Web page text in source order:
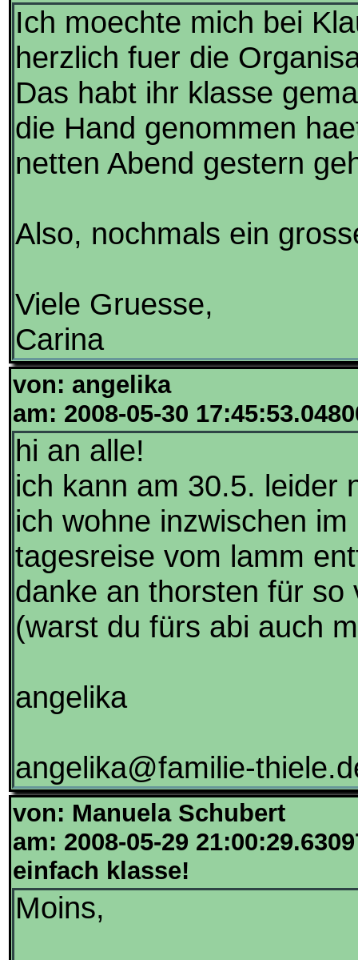
Ich moechte mich bei
herzlich fuer die
Das habt ihr klasse
die Hand genommen
netten Abend gestern
Also, nochmals ein
Viele Gruesse,
Carina
von: angelika
am: 2008-05-30
hi an alle!
ich kann am 30.5. leider
ich wohne inzwischen
tagesreise vom lamm
danke an thorsten für so
(warst du fürs abi auch
angelika
angelika@familie-
von: Manuela Schubert
am: 2008-05-29
einfach klasse!
Moins,